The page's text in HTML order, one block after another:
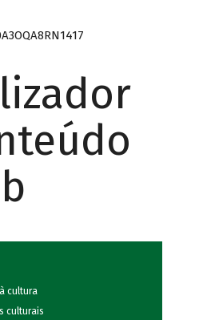
cultura
culturais